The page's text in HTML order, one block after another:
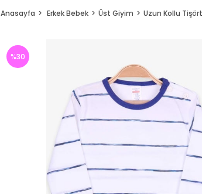
Anasayfa Erkek Bebek Üst Giyim Uzun Kollu Tişört
%30